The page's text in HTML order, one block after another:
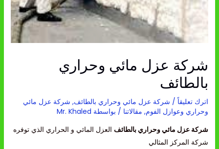
شركة عزل مائي وحراري
بالطائف
اترك تعليقاً / شركة عزل مائي وحراري بالطائف, شركة عزل مائي
وحراري وعوازل الفوم, مقالاتنا / بواسطة Mr. Khaled
شركة عزل مائي وحراري بالطائف العزل المائي و الحراري الذي توفره
شركة المركز المثالي